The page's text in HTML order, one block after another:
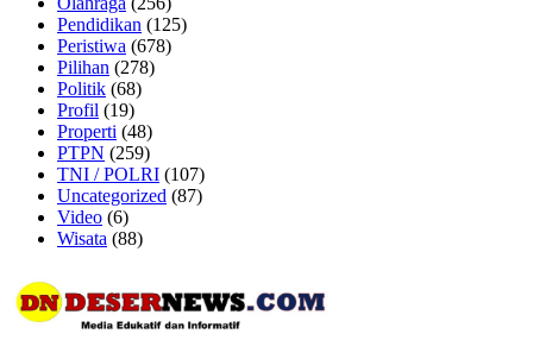
Pendidikan (125)
Peristiwa (678)
Pilihan (278)
Politik (68)
Profil (19)
Properti (48)
PTPN (259)
TNI / POLRI (107)
Uncategorized (87)
Video (6)
Wisata (88)